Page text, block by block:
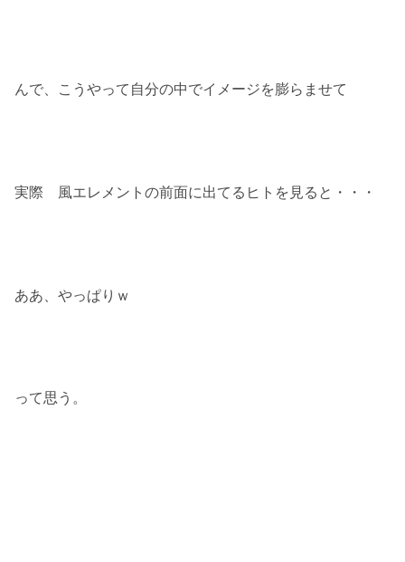
んで、こうやって自分の中でイメージを膨らませて
実際 風エレメントの前面に出てるヒトを見ると・・・
ああ、やっぱりｗ
って思う。